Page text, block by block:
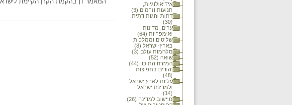
אידיאולוגיות,
תנועות וזרמים (3)
דתות והגות דתית
(30)
ערים, מדינות
ואימפריות (64)
שליטים וממלכות
בארץ-ישראל (8)
מלחמות עולם (3)
שואה (52)
המזרח התיכון (44)
יהודים בתפוצות
(48)
עליות לארץ ישראל
ולמדינת ישראל
(14)
מיישוב למדינה (26)